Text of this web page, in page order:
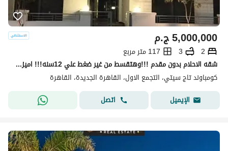
ج.م5,000,000
2
3
117 متر مربع
شقه الاحلام بدون مقدم !!!وهتقسط من غير ضغط علي 12سنه!!! اميز شقه في اميز لوكيشن باميز فيو في الكمبوند اوفر مش هيتكرر والسعر لقطه
كومباوند تاج سيتي، التجمع الاول، القاهرة الجديدة، القاهرة
الإيميل
اتصل